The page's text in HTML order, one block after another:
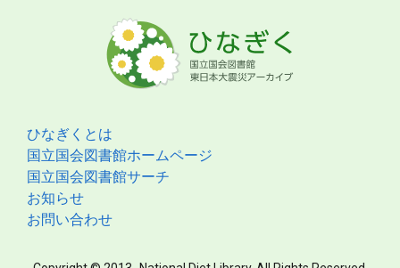
ひなぎくとは
国立国会図書館ホームページ
国立国会図書館サーチ
お知らせ
お問い合わせ